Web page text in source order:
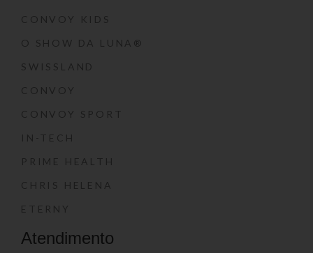
CONVOY KIDS
O SHOW DA LUNA®
SWISSLAND
CONVOY
CONVOY SPORT
IN-TECH
PRIME HEALTH
CHRIS HELENA
ETERNY
Atendimento